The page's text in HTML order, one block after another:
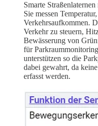
Smarte
Sie messen
Verkehrsaufkommen.
Verkehr zu steuern,
Bewässerung von
für
unterstützen so die
dabei gewahrt, da
erfasst werden.